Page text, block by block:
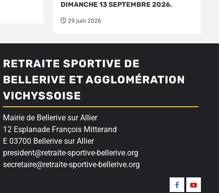
DIMANCHE 13 SEPTEMBRE 2026.
29 juin 2026
RETRAITE SPORTIVE DE
BELLERIVE ET AGGLOMÉRATION
VICHYSSOISE
Mairie de Bellerive sur Allier
12 Esplanade François Mitterand
E 03700 Bellerive sur Allier
president@retraite-sportive-bellerive.org
secretaire@retraite-sportive-bellerive.org
Suivez-
Nos